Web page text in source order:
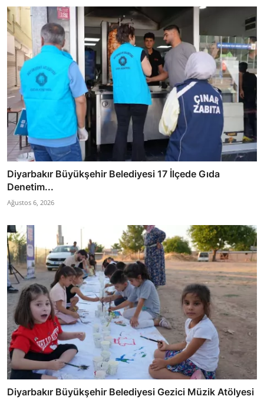
Diyarbakır Büyükşehir Belediyesi 17 İlçede Gıda
Denetim...
Ağustos 6, 2026
Diyarbakır Büyükşehir Belediyesi Gezici Müzik Atölyesi